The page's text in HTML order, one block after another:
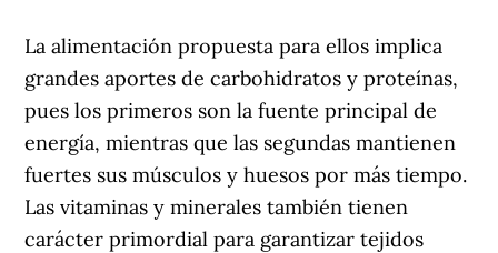
La alimentación propuesta para ellos implica
grandes aportes de carbohidratos y proteínas,
pues los primeros son la fuente principal de
energía, mientras que las segundas mantienen
fuertes sus músculos y huesos por más tiempo.
Las vitaminas y minerales también tienen
carácter primordial para garantizar tejidos